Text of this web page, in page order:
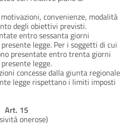
convenienze, modalità
degli obiettivi previsti.
entro sessanta giorni
legge. Per i soggetti di cui
presentate entro trenta giorni
legge.
concesse dalla giunta regionale
legge rispettano i limiti imposti
Art. 15
onerose)